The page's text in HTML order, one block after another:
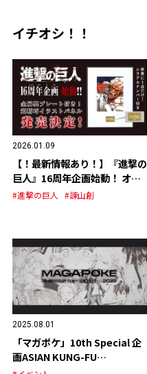
イチオシ！！
2026.01.09
【！最新情報あり！】『進撃の
巨人』16周年企画始動！ オリ
ジナルグッズの発売が決定！
#進撃の巨人 #諫山創
2025.08.01
「マガポケ」10th Special 企
画ASIAN KUNG-FU